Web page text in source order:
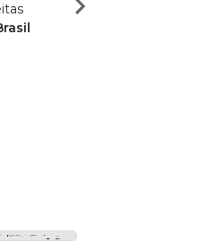
JANEIRO 2023 – Capa